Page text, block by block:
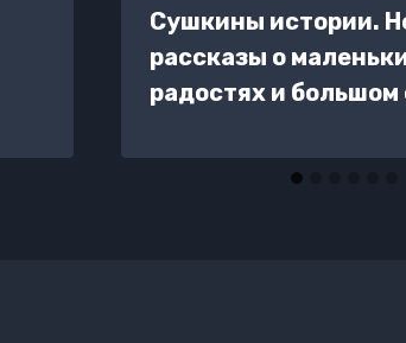
Сушкины истории.
рассказы о
радостях и большом